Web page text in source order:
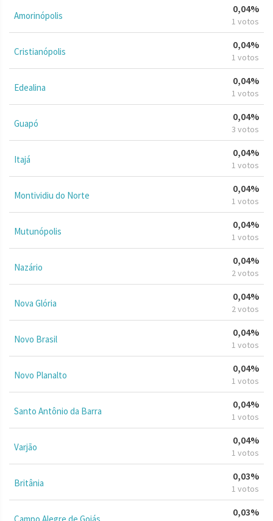
Amorinópolis
0,04%
1 votos
Cristianópolis
0,04%
1 votos
Edealina
0,04%
1 votos
Guapó
0,04%
3 votos
Itajá
0,04%
1 votos
Montividiu do Norte
0,04%
1 votos
Mutunópolis
0,04%
1 votos
Nazário
0,04%
2 votos
Nova Glória
0,04%
2 votos
Novo Brasil
0,04%
1 votos
Novo Planalto
0,04%
1 votos
Santo Antônio da Barra
0,04%
1 votos
Varjão
0,04%
1 votos
Britânia
0,03%
1 votos
0,03%